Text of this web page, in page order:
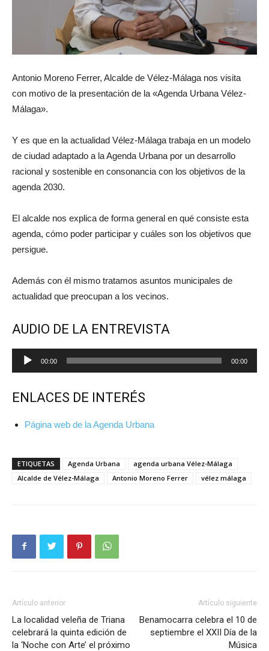
Antonio Moreno Ferrer, Alcalde de Vélez-Málaga nos visita
con motivo de la presentación de la «Agenda Urbana Vélez-
Málaga».
Y es que en la actualidad Vélez-Málaga trabaja en un modelo
de ciudad adaptado a la Agenda Urbana por un desarrollo
racional y sostenible en consonancia con los objetivos de la
agenda 2030.
El alcalde nos explica de forma general en qué consiste esta
agenda, cómo poder participar y cuáles son los objetivos que
persigue.
Además con él mismo tratamos asuntos municipales de
actualidad que preocupan a los vecinos.
AUDIO DE LA ENTREVISTA
Reproductor
de
00:00 00:00
ENLACES DE INTERÉS
Página web de la Agenda Urbana
ETIQUETAS Agenda Urbana
agenda urbana Vélez-Málaga
Alcalde de Vélez-Málaga
Antonio Moreno Ferrer vélez málaga
Artículo anterior
La localidad veleña de Triana
celebrará la quinta edición de
la ‘Noche con Arte’ el próximo
Artículo siguiente
Benamocarra celebra el 10 de
septiembre el XXII Día de la
Música